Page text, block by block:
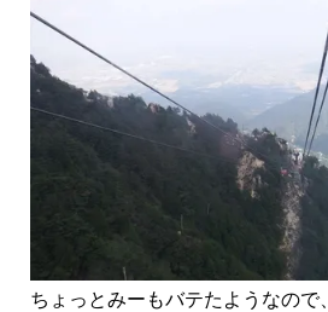
ちょっとみーもバテたようなので